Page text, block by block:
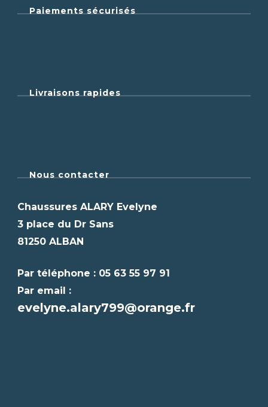
Paiements sécurisés
Livraisons rapides
Nous contacter
Chaussures ALARY Evelyne
3 place du Dr Sans
81250 ALBAN
Par téléphone : 05 63 55 97 91
Par email :
evelyne.alary799@orange.fr